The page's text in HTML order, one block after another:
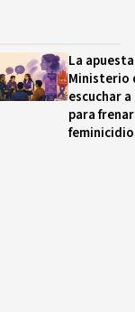
La
Ministerio
escuchar
para